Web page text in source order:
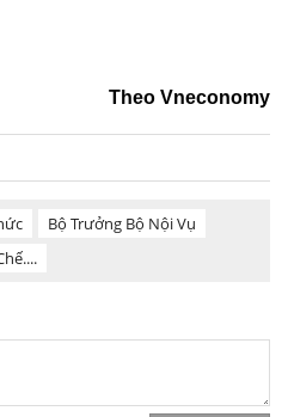
Theo Vneconomy
Bộ Trưởng Bộ Nội Vụ